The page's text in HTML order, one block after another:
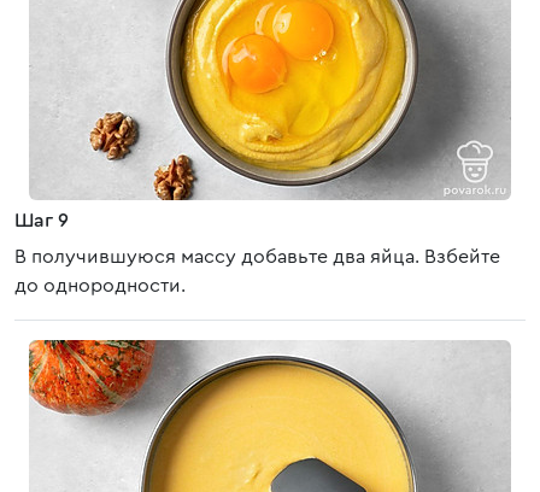
Шаг 9
В получившуюся массу добавьте два яйца. Взбейте
до однородности.